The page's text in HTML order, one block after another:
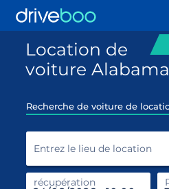
Location de
voiture Alabama
Recherche de voiture de
Entrez le lieu de location
récupération